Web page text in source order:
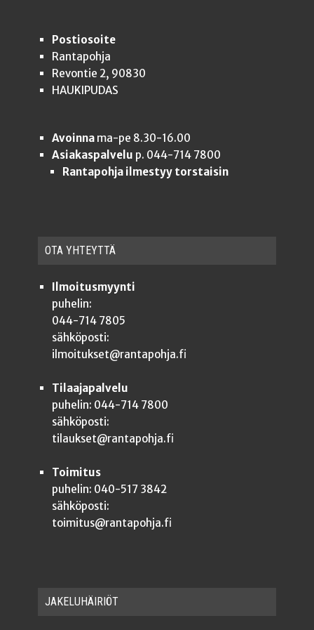
Postiosoite
Rantapohja
Revontie 2, 90830
HAUKIPUDAS
Avoinnama-pe 8.30-16.00
Asiakaspalvelu p. 044-714 7800
Rantapohja ilmestyy torstaisin
OTA YHTEYT­TÄ
Ilmoitusmyynti
puhelin:
044-714 7805
sähköposti:
ilmoitukset@rantapohja.fi
Tilaajapalvelu
puhelin: 044-714 7800
sähköposti:
tilaukset@rantapohja.fi
Toimitus
puhelin: 040-517 3842
sähköposti:
toimitus@rantapohja.fi
JAKE­LU­HÄI­RIÖT